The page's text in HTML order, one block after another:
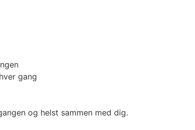
gang
og helst sammen med dig.